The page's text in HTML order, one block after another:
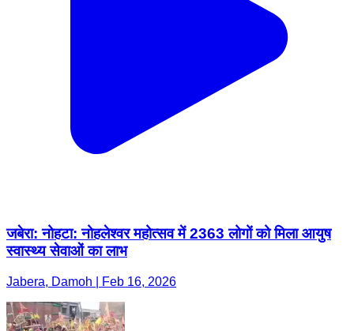
जबेरा: नोहटा: नोहलेश्वर महोत्सव में 2363 लोगों को मिला आयुष
स्वास्थ्य सेवाओं का लाभ
Jabera, Damoh | Feb 16, 2026